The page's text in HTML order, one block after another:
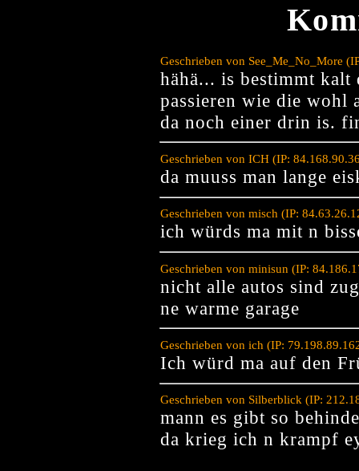
Geschrieben von See_Me_No_More
hähä... is bestimmt
passieren wie die wohl
da noch einer drin is.
Geschrieben von ICH (IP:
da muuss man lange
Geschrieben von misch (IP:
ich würds ma mit n
Geschrieben von minisun (IP:
nicht alle autos sind
ne warme garage
Geschrieben von ich (IP:
Ich würd ma auf den
Geschrieben von Silberblick (IP:
mann es gibt so
da krieg ich n krampf